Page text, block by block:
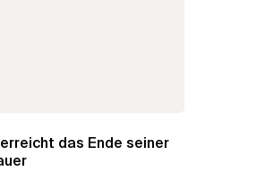
das Ende seiner